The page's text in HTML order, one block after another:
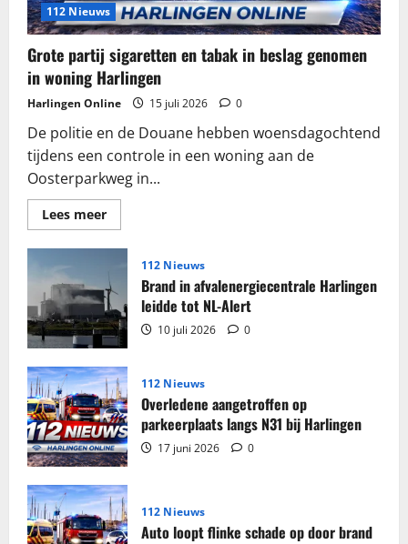
112 Nieuws
Grote partij sigaretten en tabak in beslag genomen
in woning Harlingen
Harlingen Online 15 juli 2026 0
De politie en de Douane hebben woensdagochtend
tijdens een controle in een woning aan de
Oosterparkweg in...
Lees meerLees
meer
Grote
sigaretten
en
tabak
in
beslag
genomen
in
woning
Harlingen
112 Nieuws
Brand in afvalenergiecentrale Harlingen
leidde tot NL-Alert
10 juli 2026 0
112 Nieuws
Overledene aangetroffen op
parkeerplaats langs N31 bij Harlingen
17 juni 2026 0
112 Nieuws
Auto loopt flinke schade op door brand